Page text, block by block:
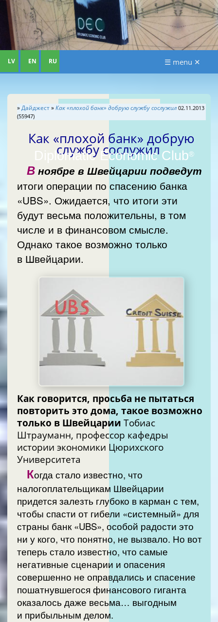
Diplomatic Economic Club®
LV EN RU ☰ menu ✕
»Дайджест»Как «плохой банк» добрую службу сослужил 02.11.2013
(55947)
Как «плохой банк» добрую
службу сослужил
В ноябре в Швейцарии подведут
итоги операции по спасению банка
«UBS». Ожидается, что итоги эти
будут весьма положительны, в том
числе и в финансовом смысле.
Однако такое возможно только
в Швейцарии.
Как говорится, просьба не пытаться
повторить это дома, такое возможно
только в Швейцарии Тобиас
Штрауманн, профессор кафедры
истории экономики Цюрихского
Университета
Когда стало известно, что
налогоплательщикам Швейцарии
придется залезть глубоко в карман с тем,
чтобы спасти от гибели «системный» для
страны банк «UBS», особой радости это
ни у кого, что понятно, не вызвало. Но вот
теперь стало известно, что самые
негативные сценарии и опасения
совершенно не оправдались и спасение
пошатнувшегося финансового гиганта
оказалось даже весьма… выгодным
и прибыльным делом.